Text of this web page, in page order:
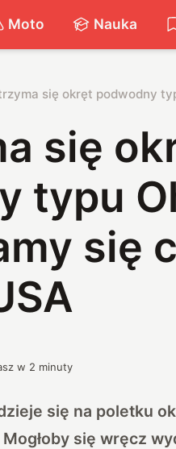
Moto Nauka
się okręt podwodny
się
typu
się
w 2 minuty
się na poletku
się wręcz